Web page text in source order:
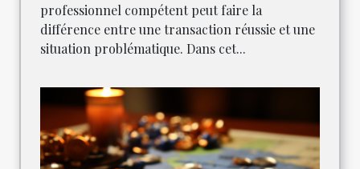
professionnel compétent peut faire la
différence entre une transaction réussie et une
situation problématique. Dans cet...